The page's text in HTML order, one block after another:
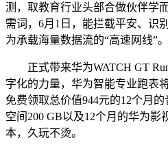
测，取教育行业头部合做伙伴学
需词，6月1日，能拦截平安、识
为承载海量数据流的“高速网线”。
正式带来华为WATCH GT
字化的力量，华为智能专业跑表
免费领取总价值944元的12个月
空间200 GB以及12个月的华为影
本，久玩不烫。